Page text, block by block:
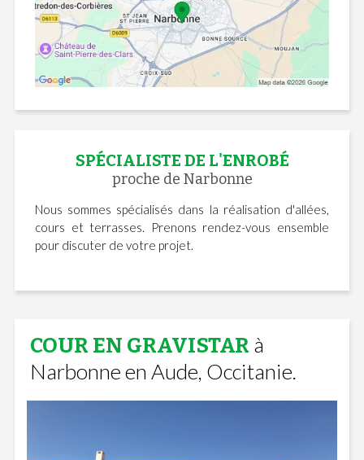
SPÉCIALISTE DE L'ENROBÉ
proche de Narbonne
Nous sommes spécialisés dans la réalisation d'allées,
cours et terrasses. Prenons rendez-vous ensemble
pour discuter de votre projet.
COUR EN GRAVISTAR à
Narbonne en Aude, Occitanie.